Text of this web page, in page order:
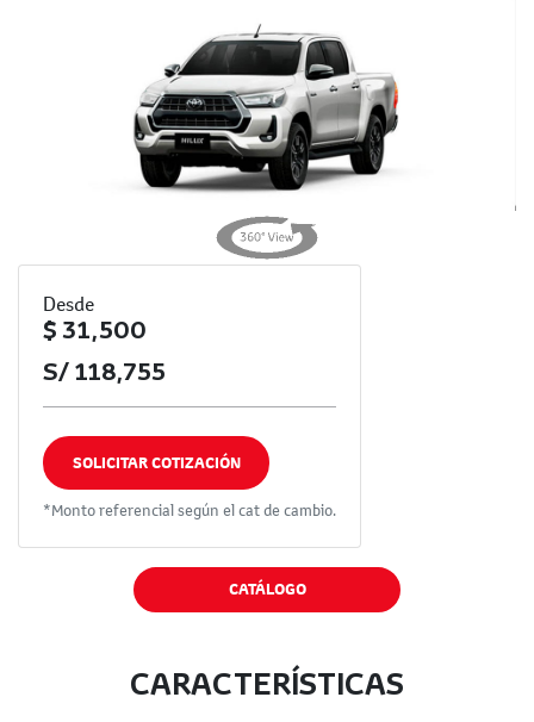
Desde
$ 31,500
S/ 118,755
SOLICITAR COTIZACIÓN
*Monto referencial según el cat de cambio.
CATÁLOGO
CARACTERÍSTICAS